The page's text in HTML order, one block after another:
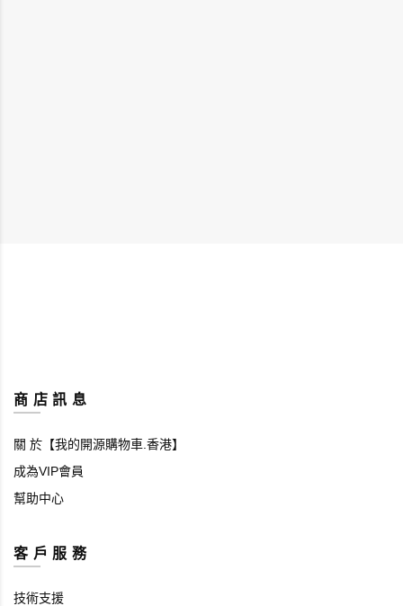
商 店 訊 息
關 於【我的開源購物車.香港】
成為VIP會員
幫助中心
客 戶 服 務
技術支援